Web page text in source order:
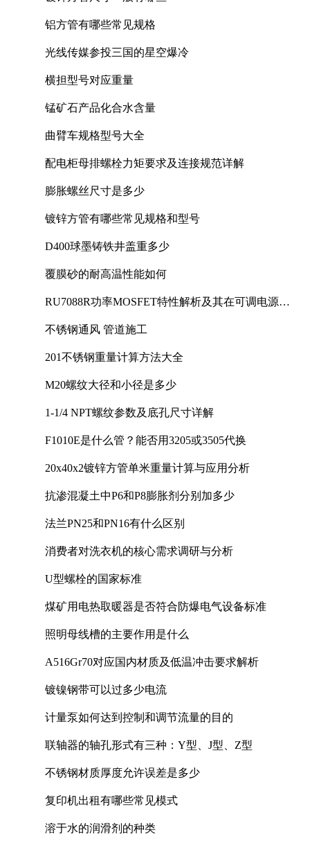
铝方管有哪些常见规格
光线传媒参投三国的星空爆冷
横担型号对应重量
锰矿石产品化合水含量
曲臂车规格型号大全
配电柜母排螺栓力矩要求及连接规范详解
膨胀螺丝尺寸是多少
镀锌方管有哪些常见规格和型号
D400球墨铸铁井盖重多少
覆膜砂的耐高温性能如何
RU7088R功率MOSFET特性解析及其在可调电源设
不锈钢通风 管道施工
201不锈钢重量计算方法大全
M20螺纹大径和小径是多少
1-1/4 NPT螺纹参数及底孔尺寸详解
F1010E是什么管？能否用3205或3505代换
20x40x2镀锌方管单米重量计算与应用分析
抗渗混凝土中P6和P8膨胀剂分别加多少
法兰PN25和PN16有什么区别
消费者对洗衣机的核心需求调研与分析
U型螺栓的国家标准
煤矿用电热取暖器是否符合防爆电气设备标准
照明母线槽的主要作用是什么
A516Gr70对应国内材质及低温冲击要求解析
镀镍钢带可以过多少电流
计量泵如何达到控制和调节流量的目的
联轴器的轴孔形式有三种：Y型、J型、Z型
不锈钢材质厚度允许误差是多少
复印机出租有哪些常见模式
溶于水的润滑剂的种类